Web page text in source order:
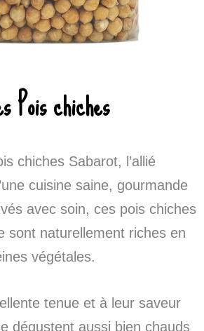
Pois chiches
chiches Sabarot, l’allié
cuisine saine, gourmande
avec soin, ces pois chiches
sont naturellement riches en
végétales.
tenue et à leur saveur
dégustent aussi bien chauds